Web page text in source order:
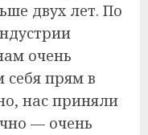
двух лет. По
очень
себя прям в
нас приняли
— очень